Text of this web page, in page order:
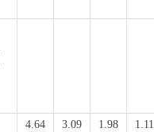
4.64
3.09
1.98
1.11